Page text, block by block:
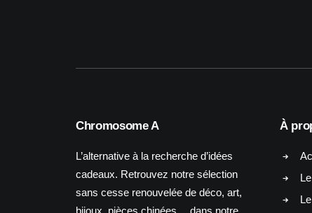
Chromosome A
L’alternative à la recherche d’idées
cadeaux. Retrouvez notre sélection
sans cesse renouvelée de déco, art,
bijoux, pièces chinées… dans notre
À